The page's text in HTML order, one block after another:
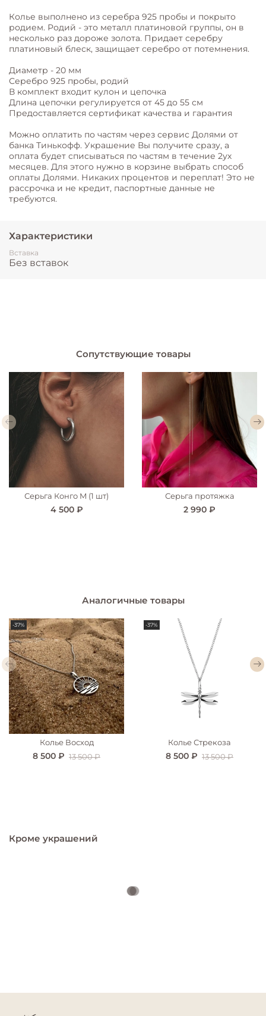
Колье выполнено из серебра 925 пробы и покрыто
родием. Родий - это металл платиновой группы, он в
несколько раз дороже золота. Придает серебру
платиновый блеск, защищает серебро от потемнения.
Диаметр - 20 мм
Серебро 925 пробы, родий
В комплект входит кулон и цепочка
Длина цепочки регулируется от 45 до 55 см
Предоставляется сертификат качества и гарантия
Можно оплатить по частям через сервис Долями от
банка Тинькофф. Украшение Вы получите сразу, а
оплата будет списываться по частям в течение 2ух
месяцев. Для этого нужно в корзине выбрать способ
оплаты Долями. Никаких процентов и переплат! Это не
рассрочка и не кредит, паспортные данные не
требуются.
Характеристики
Вставка
Без вставок
Сопутствующие товары
Серьга Конго M (1 шт)
4 500 ₽
Серьга протяжка
2 990 ₽
Аналогичные товары
-37%
Колье Восход
8 500 ₽ 13 500 ₽
-37%
Колье Стрекоза
8 500 ₽ 13 500 ₽
Кроме украшений